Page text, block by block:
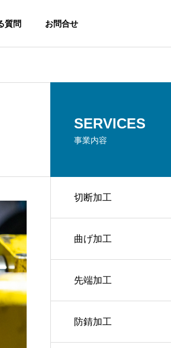
質問 お問合せ
SERVICES
事業内容
切断加工
曲げ加工
先端加工
防錆加工